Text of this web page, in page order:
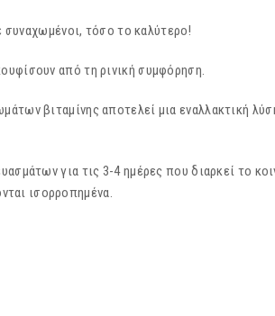
συναχωμένοι, τόσο το καλύτερο!
από τη ρινική συμφόρηση.
βιταμίνης αποτελεί μια εναλλακτική
για τις 3-4 ημέρες που διαρκεί το
ισορροπημένα.